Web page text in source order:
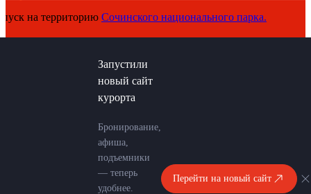
национального парка.
Запустили
новый сайт
курорта
Бронирование,
афиша,
подъемники
— теперь
удобнее.
Перейти на новый сайт